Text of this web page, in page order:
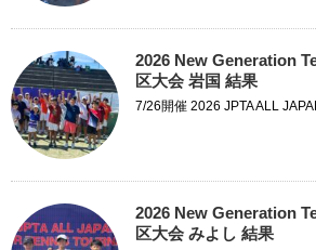
2026 New Generation
区大会 岩国 結果
7/26開催 2026 JPTA ALL
2026 New Generation
区大会 みよし 結果